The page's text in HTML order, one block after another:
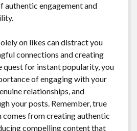
authentic engagement and
on likes can distract you
connections and creating
quest for instant popularity, you
of engaging with your
relationships, and
your posts. Remember, true
comes from creating authentic
compelling content that